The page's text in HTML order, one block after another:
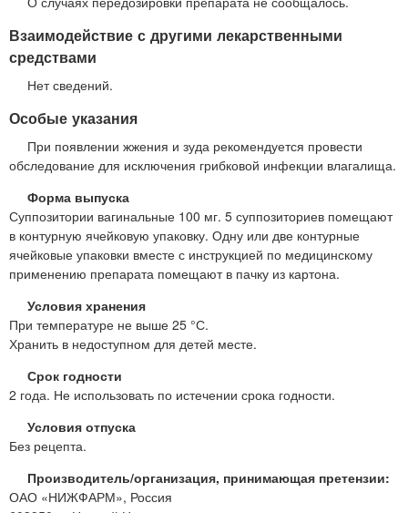
Взаимодействие с другими лекарственными
средствами
Нет сведений.
Особые указания
При появлении жжения и зуда рекомендуется провести
обследование для исключения грибковой инфекции влагалища.
Форма выпуска
Суппозитории вагинальные 100 мг. 5 суппозиториев помещают
в контурную ячейковую упаковку. Одну или две контурные
ячейковые упаковки вместе с инструкцией по медицинскому
применению препарата помещают в пачку из картона.
Условия хранения
При температуре не выше 25 °С.
Хранить в недоступном для детей месте.
Срок годности
2 года. Не использовать по истечении срока годности.
Условия отпуска
Без рецепта.
Производитель/организация, принимающая претензии:
ОАО «НИЖФАРМ», Россия